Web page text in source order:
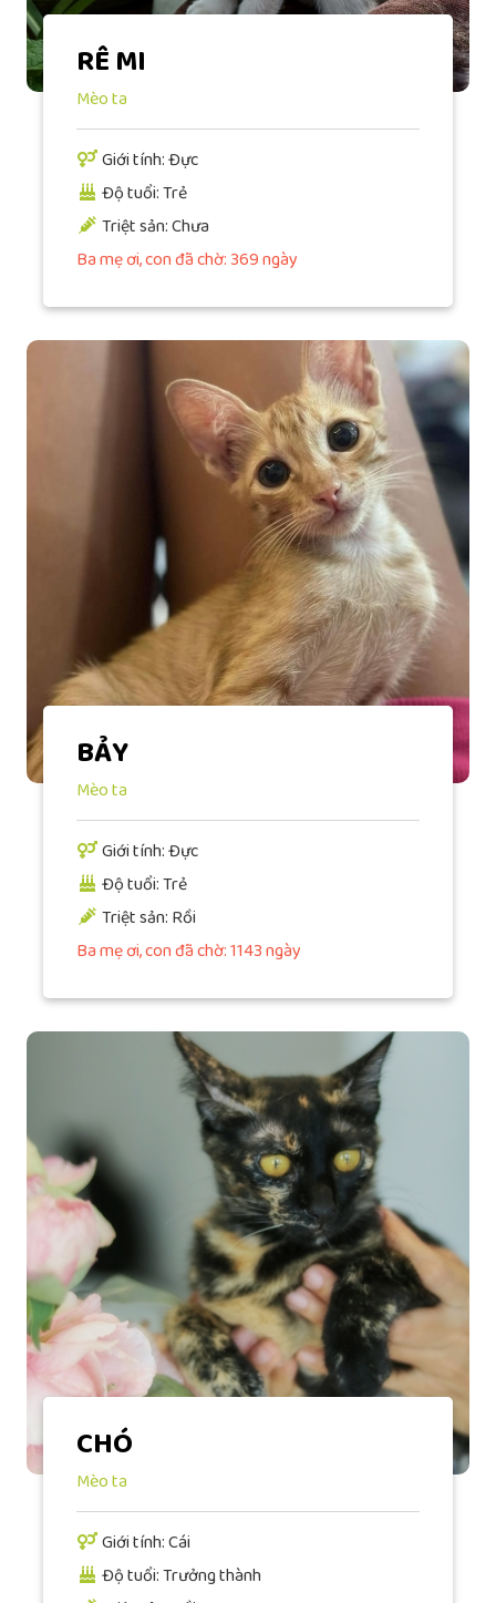
RÊ MI
Mèo ta
Giới tính: Đực
Độ tuổi: Trẻ
Triệt sản: Chưa
Ba mẹ ơi, con đã chờ: 369 ngày
BẢY
Mèo ta
Giới tính: Đực
Độ tuổi: Trẻ
Triệt sản: Rồi
Ba mẹ ơi, con đã chờ: 1143 ngày
CHÓ
Mèo ta
Giới tính: Cái
Độ tuổi: Trưởng thành